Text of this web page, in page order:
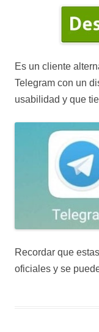
Es un cliente
Telegram con un
usabilidad y que
Recordar que
oficiales y se